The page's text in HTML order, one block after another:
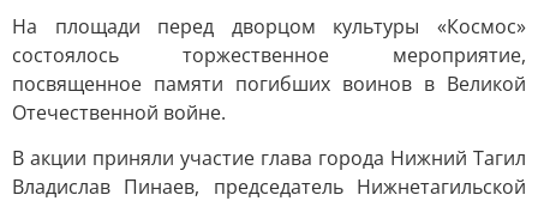
На площади перед дворцом культуры «Космос»
состоялось торжественное мероприятие,
посвященное памяти погибших воинов в Великой
Отечественной войне.
В акции приняли участие глава города Нижний Тагил
Владислав Пинаев, председатель Нижнетагильской